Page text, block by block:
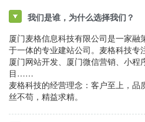
我们是谁，为什么选择我们？
厦门麦格信息科技有限公司是一家
于一体的专业建站公司。麦格科技专
厦门网站开发、厦门微信营销、小程
目……
麦格科技的经营理念：客户至上，品
丝不苟，精益求精。